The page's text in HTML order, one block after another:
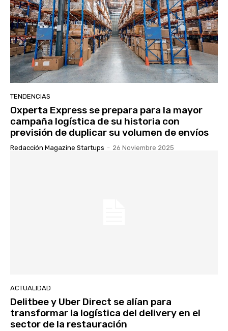
TENDENCIAS
Oxperta Express se prepara para la mayor
campaña logística de su historia con
previsión de duplicar su volumen de envíos
Redacción Magazine Startups - 26 Noviembre 2025
ACTUALIDAD
Delitbee y Uber Direct se alían para
transformar la logística del delivery en el
sector de la restauración